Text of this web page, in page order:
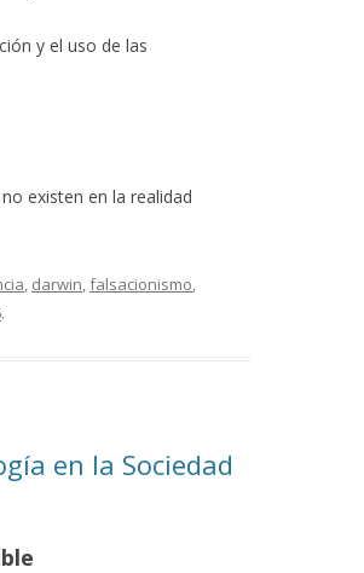
y el uso de las
existen en la realidad
, darwin,falsacionismo,
.
en la Sociedad